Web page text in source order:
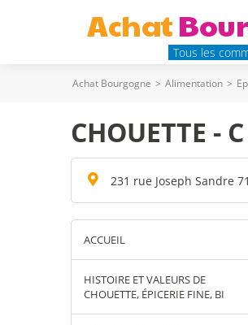
Achat
Tous les
Achat Bourgogne > Alimentation >
CHOUETTE -
231 rue Joseph Sandre
ACCUEIL
HISTOIRE ET VALEURS DE
CHOUETTE, ÉPICERIE FINE, BI